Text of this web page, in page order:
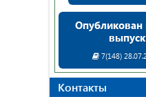
выпуск
7(148)
Контакты